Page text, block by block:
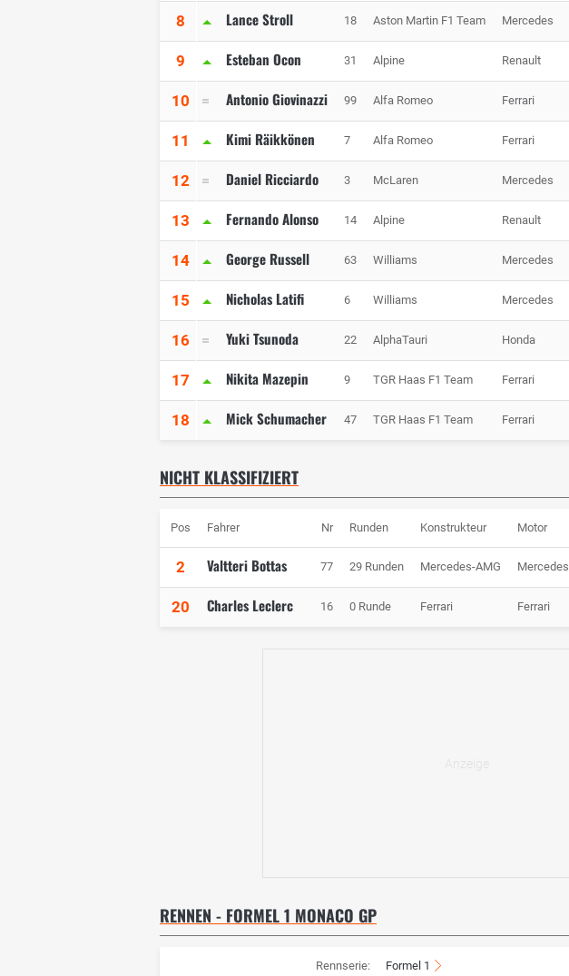
8 Lance Stroll 18 Aston Martin F1 Team Mercedes
9 Esteban Ocon 31 Alpine Renault
10 Antonio Giovinazzi 99 Alfa Romeo Ferrari
11 Kimi Räikkönen 7 Alfa Romeo Ferrari
12 Daniel Ricciardo 3 McLaren Mercedes
13 Fernando Alonso 14 Alpine Renault
14 George Russell 63 Williams Mercedes
15 Nicholas Latifi 6 Williams Mercedes
16 Yuki Tsunoda 22 AlphaTauri Honda
17 Nikita Mazepin 9 TGR Haas F1 Team Ferrari
18 Mick Schumacher 47 TGR Haas F1 Team Ferrari
NICHT KLASSIFIZIERT
Pos Fahrer Nr Runden Konstrukteur Motor
2 Valtteri Bottas 77 29 Runden Mercedes-AMG Mercedes
20 Charles Leclerc 16 0 Runde Ferrari Ferrari
RENNEN - FORMEL 1 MONACO GP
Rennserie: Formel 1